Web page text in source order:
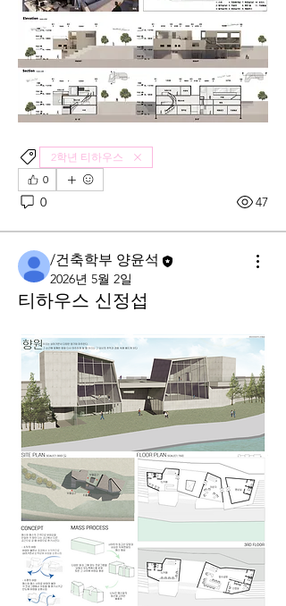
2학년 티하우스
0
0 47
/건축학부 양윤석
2026년 5월 2일
티하우스 신정섭